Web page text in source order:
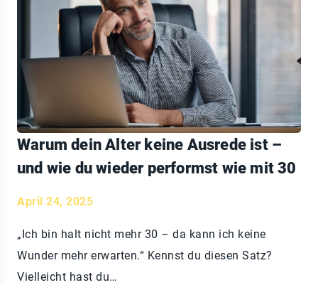
Warum dein Alter keine Ausrede ist –
und wie du wieder performst wie mit 30
April 24, 2025
„Ich bin halt nicht mehr 30 – da kann ich keine
Wunder mehr erwarten.“ Kennst du diesen Satz?
Vielleicht hast du…